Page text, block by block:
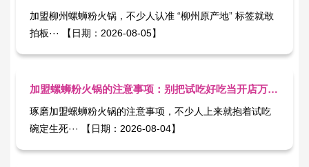
加盟柳州螺蛳粉火锅，不少人认准 “柳州原产地” 标签就敢
拍板··· 【日期：2026-08-05】
加盟螺蛳粉火锅的注意事项：别把试吃好吃当开店万能票
琢磨加盟螺蛳粉火锅​的注意事项，不少人上来就抱着试吃
碗定生死··· 【日期：2026-08-04】